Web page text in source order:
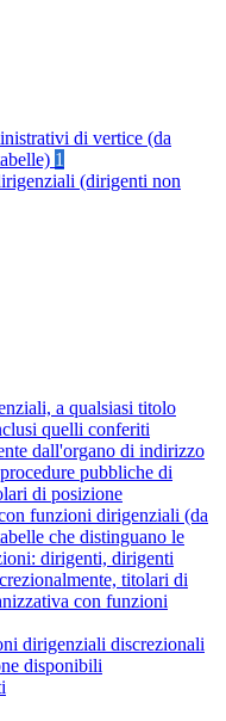
di vertice (da
1
(dirigenti non
a qualsiasi titolo
quelli conferiti
dall'organo di indirizzo
pubbliche di
di posizione
funzioni dirigenziali (da
che distinguano le
dirigenti, dirigenti
titolari di
con funzioni
dirigenziali discrezionali
disponibili